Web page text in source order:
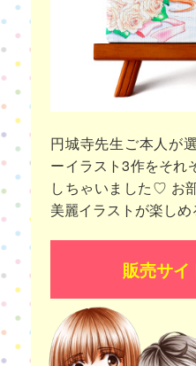
円城寺先生ご本人が
ーイラスト3作をそれ
しちゃいました♡ お
美麗イラストが楽しめ
販売サイ